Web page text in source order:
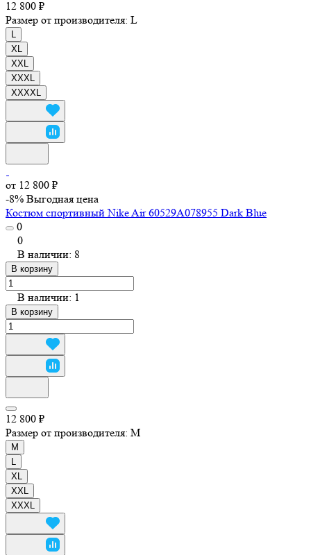
12 800 ₽
Размер от производителя: L
XL
XXL
XXXL
XXXXL
от 12 800 ₽
-8% Выгодная цена
Костюм спортивный Nike Air 60529A078955 Dark Blue
0
0
В наличии: 8
В корзину
В наличии: 1
В корзину
12 800 ₽
Размер от производителя: M
M
XL
XXL
XXXL